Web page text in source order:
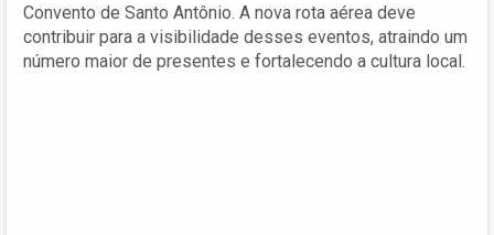
Convento de Santo Antônio. A nova rota aérea deve
contribuir para a visibilidade desses eventos, atraindo um
número maior de presentes e fortalecendo a cultura local.